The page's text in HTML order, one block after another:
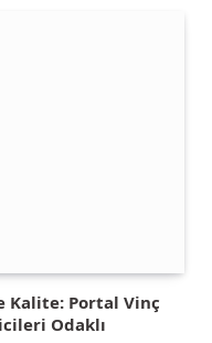
Kalite: Portal Vinç
Odaklı